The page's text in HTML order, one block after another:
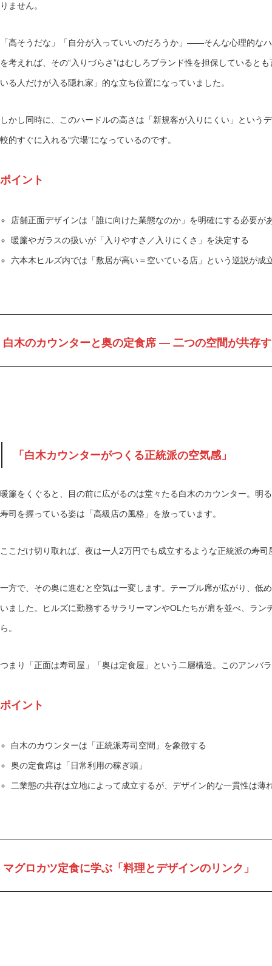
りません。
「高そうだな」「自分が入っていいのだろうか」――そんな心理的な
を考えれば、その“入りづらさ”はむしろブランド性を担保していると
いる人だけが入る隠れ家」的な立ち位置になっていました。
しかし同時に、このハードルの高さは「新規客が入りにくい」という
較的すぐに入れる“穴場”になっているのです。
ポイント
店舗正面デザインは「誰に向けた業態なのか」を明確にする必要が
暖簾やガラスの扱いが「入りやすさ／入りにくさ」を決定する
六本木ヒルズ内では「敷居が高い＝空いている店」という逆説が成
白木のカウンターと奥の定食席 ― 二つの空間が共存
「白木カウンターがつくる正統派の空気感」
暖簾をくぐると、目の前に広がるのは堂々たる白木のカウンター。明
寿司を握っている姿は「高級店の風格」を放っています。
ここだけ切り取れば、夜は一人2万円でも成立するような正統派の寿司
一方で、その奥に進むと空気は一変します。テーブル席が広がり、低
いました。ヒルズに勤務するサラリーマンやOLたちが肩を並べ、ラ
ら。
つまり「正面は寿司屋」「奥は定食屋」という二層構造。このアンバ
ポイント
白木のカウンターは「正統派寿司空間」を象徴する
奥の定食席は「日常利用の稼ぎ頭」
二業態の共存は立地によって成立するが、デザイン的な一貫性は薄
マグロカツ定食に学ぶ「料理とデザインのリンク 」